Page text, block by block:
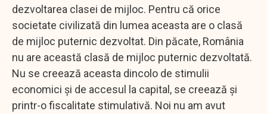
dezvoltarea clasei de mijloc. Pentru că orice
societate civilizată din lumea aceasta are o clasă
de mijloc puternic dezvoltat. Din păcate, România
nu are această clasă de mijloc puternic dezvoltată.
Nu se creează aceasta dincolo de stimulii
economici și de accesul la capital, se creează și
printr-o fiscalitate stimulativă. Noi nu am avut